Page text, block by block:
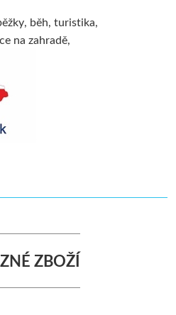
běh, turistika,
na zahradě,
ZBOŽÍ